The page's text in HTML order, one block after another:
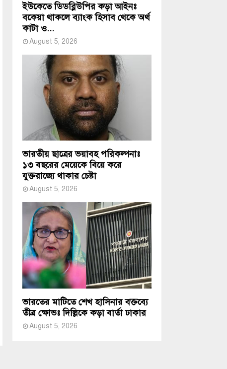
ইউকেতে ডিডব্লিউপির কড়া আইনঃ
বকেয়া থাকলে ব্যাংক হিসাব থেকে অর্থ
কাটা ও...
August 5, 2026
ভারতীয় ছাত্রের ভয়াবহ পরিকল্পনাঃ
১৩ বছরের মেয়েকে বিয়ে করে
যুক্তরাজ্যে থাকার চেষ্টা
August 5, 2026
ভারতের মাটিতে শেখ হাসিনার বক্তব্যে
তীব্র ক্ষোভঃ দিল্লিকে কড়া বার্তা ঢাকার
August 5, 2026